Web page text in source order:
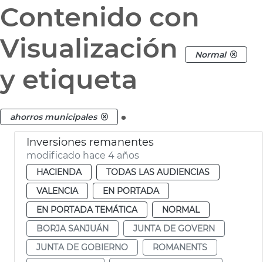
Contenido con
Visualización
Normal
y etiqueta
ahorros municipales .
Inversiones remanentes
modificado hace 4 años
HACIENDA
TODAS LAS AUDIENCIAS
VALENCIA
EN PORTADA
EN PORTADA TEMÁTICA
NORMAL
BORJA SANJUÁN
JUNTA DE GOVERN
JUNTA DE GOBIERNO
ROMANENTS